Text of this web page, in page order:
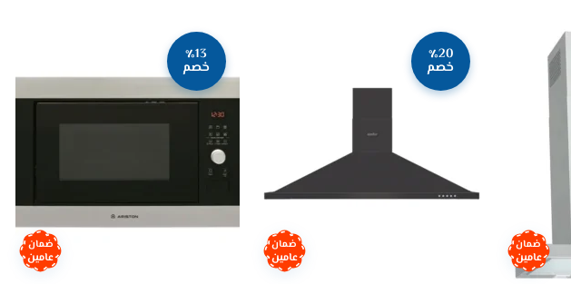
ضمان
عامين
٪20
خصم
ضمان
عامين
٪13
خصم
ضمان
عامين